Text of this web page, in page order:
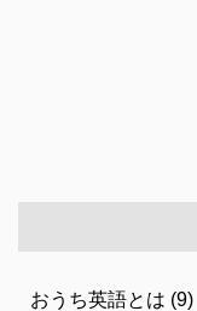
おうち英語とは (9)